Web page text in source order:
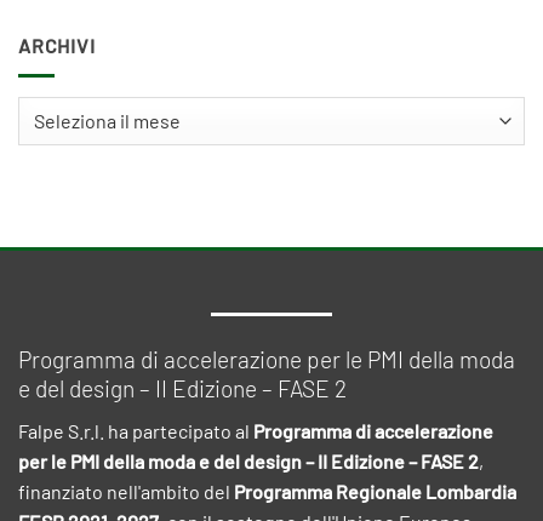
ARCHIVI
Programma di accelerazione per le PMI della moda
e del design – II Edizione – FASE 2
Falpe S.r.l. ha partecipato al Programma di accelerazione
per le PMI della moda e del design – II Edizione – FASE 2,
finanziato nell'ambito del Programma Regionale Lombardia